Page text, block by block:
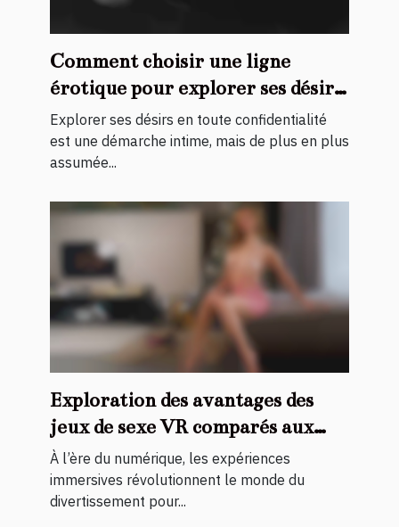
Comment choisir une ligne
érotique pour explorer ses désirs
en toute confidentialité ?
Explorer ses désirs en toute confidentialité
est une démarche intime, mais de plus en plus
assumée...
Exploration des avantages des
jeux de sexe VR comparés aux
vidéos traditionnelles
À l’ère du numérique, les expériences
immersives révolutionnent le monde du
divertissement pour...